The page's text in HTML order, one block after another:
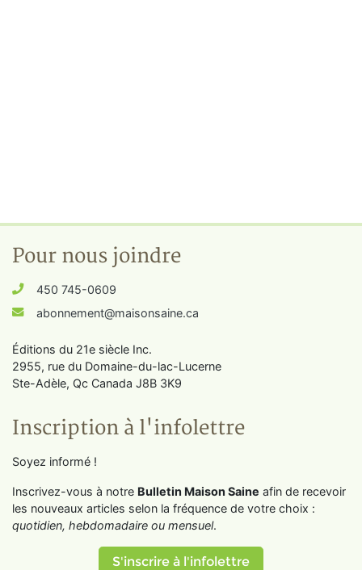
Pour nous joindre
450 745-0609
abonnement@maisonsaine.ca
Éditions du 21e siècle Inc.
2955, rue du Domaine-du-lac-Lucerne
Ste-Adèle, Qc Canada J8B 3K9
Inscription à l'infolettre
Soyez informé !
Inscrivez-vous à notre Bulletin Maison Saine afin de recevoir
les nouveaux articles selon la fréquence de votre choix :
quotidien, hebdomadaire ou mensuel.
S'inscrire à l'infolettre